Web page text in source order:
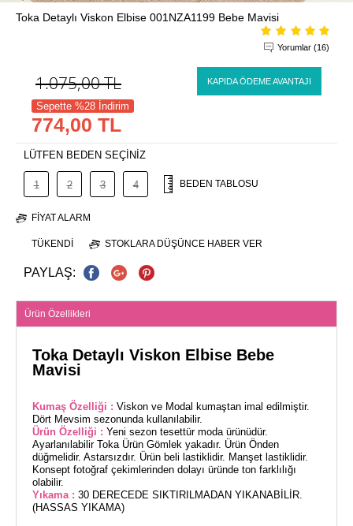
Toka Detaylı Viskon Elbise 001NZA1199 Bebe Mavisi
Yorumlar (16)
1.075,00TL KAPIDA ÖDEME AVANTAJI
Sepette %28 İndirim
774,00 TL
LÜTFEN BEDEN SEÇİNİZ
1 2 3 4 BEDEN TABLOSU
FIYAT ALARM
TÜKENDI STOKLARA DÜŞÜNCE HABER VER
PAYLAŞ:
Ürün Özellikleri
Toka Detaylı Viskon Elbise Bebe
Mavisi
Kumaş Özelliği : Viskon ve Modal kumaştan imal edilmiştir.
Dört Mevsim sezonunda kullanılabilir.
Ürün Özelliği : Yeni sezon tesettür moda ürünüdür.
Ayarlanılabilir Toka Ürün Gömlek yakadır. Ürün Önden
düğmelidir. Astarsızdır. Ürün beli lastiklidir. Manşet lastiklidir.
Konsept fotoğraf çekimlerinden dolayı üründe ton farklılığı
olabilir.
Yıkama : 30 DERECEDE SIKTIRILMADAN YIKANABİLİR.
(HASSAS YIKAMA)